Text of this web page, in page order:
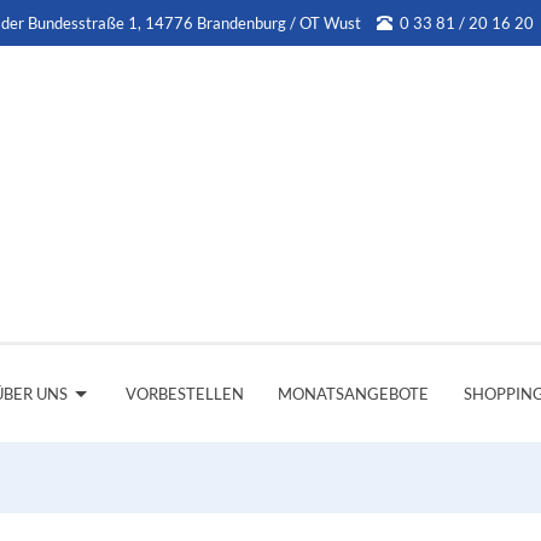
Bundesstraße 1, 14776 Brandenburg / OT Wust 0 33 81 / 20 16 20
UNS VORBESTELLEN MONATSANGEBOTE